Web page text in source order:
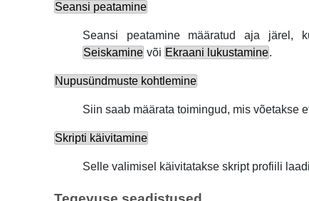
Seansi peatamine
Seansi peatamine määratud aja järel,
Seiskamine või Ekraani lukustamine.
Nupusündmuste kohtlemine
Siin saab määrata toimingud, mis võetakse
Skripti käivitamine
Selle valimisel käivitatakse skript profiili